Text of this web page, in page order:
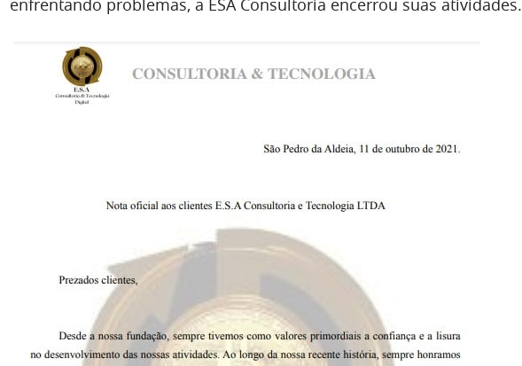
enfrentando problemas, a ESA Consultoria encerrou suas atividades.